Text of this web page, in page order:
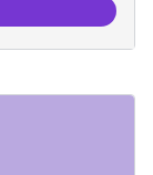
amb Torre